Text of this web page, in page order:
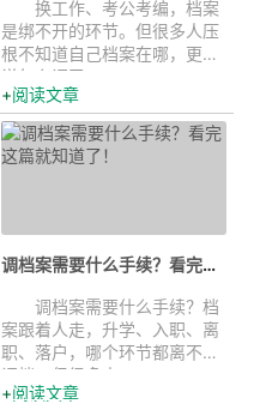
换工作、考公考编，档案
是绑不开的环节。但很多人压
根不知道自己档案在哪，更别
说怎么调了。...
阅读文章
调档案需要什么手续？看完这篇就知...
调档案需要什么手续？档
案跟着人走，升学、入职、离
职、落户，哪个环节都离不开
调档。但很多人...
阅读文章